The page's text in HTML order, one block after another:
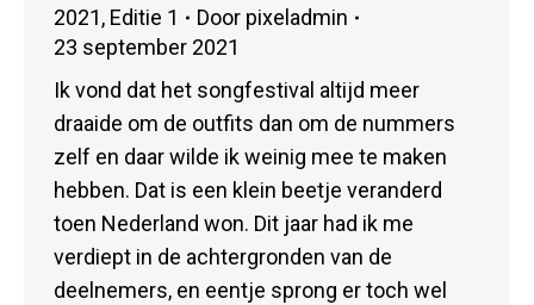
2021, Editie 1 Door pixeladmin
23 september 2021
Ik vond dat het songfestival altijd meer
draaide om de outfits dan om de nummers
zelf en daar wilde ik weinig mee te maken
hebben. Dat is een klein beetje veranderd
toen Nederland won. Dit jaar had ik me
verdiept in de achtergronden van de
deelnemers, en eentje sprong er toch wel